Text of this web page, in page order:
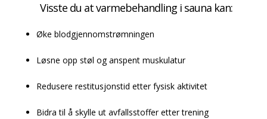
Visste du at varmebehandling i sauna kan:
Øke blodgjennomstrømningen
Løsne opp støl og anspent muskulatur
Redusere restitusjonstid etter fysisk aktivitet
Bidra til å skylle ut avfallsstoffer etter trening